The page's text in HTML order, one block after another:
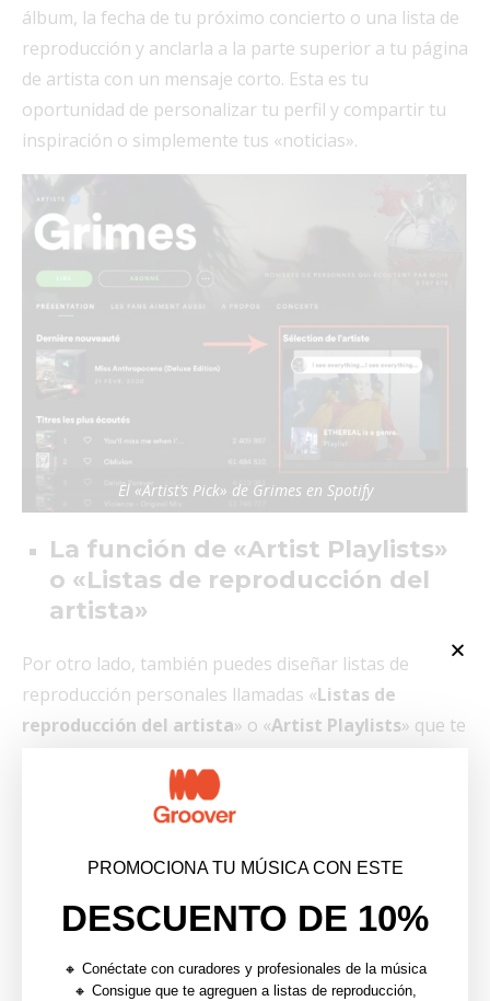
álbum, la fecha de tu próximo concierto o una lista de
reproducción y anclarla a la parte superior a tu página
de artista con un mensaje corto. Esta es tu
oportunidad de personalizar tu perfil y compartir tu
inspiración o simplemente tus «noticias».
El «Artist’s Pick» de Grimes en Spotify
La función de «Artist Playlists»
o «Listas de reproducción del
artista»
Por otro lado, también puedes diseñar listas de
reproducción personales llamadas «Listas de
reproducción del artista» o «Artist Playlists» que te
momento, además de tus mejores pistas.
PROMOCIONA TU MÚSICA CON ESTE
DESCUENTO DE 10%
🔸 Conéctate con curadores y profesionales de la música
🔸 Consigue que te agreguen a listas de reproducción,